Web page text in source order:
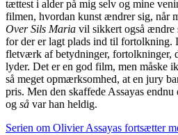
tættest i alder på mig selv og mine
filmen, hvordan kunst ændrer sig, når
Over Sils Maria vil sikkert også ændre
for der er lagt plads ind til fortolkning.
fletværk af betydninger, fortolkninger,
lyder. Det er en god film, men måske
så meget opmærksomhed, at en jury
pris. Men den skaffede Assayas
og så var han heldig.
Serien om Olivier Assayas fortsætter